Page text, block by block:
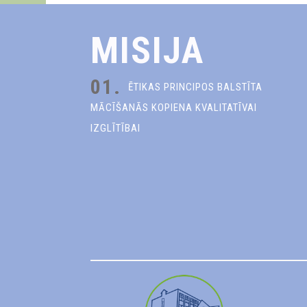
MISIJA
01.
ĒTIKAS PRINCIPOS BALSTĪTA
MĀCĪŠANĀS KOPIENA KVALITATĪVAI
IZGLĪTĪBAI